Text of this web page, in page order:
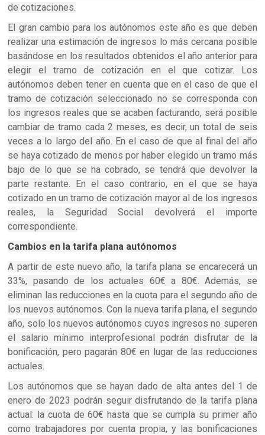
de cotizaciones.
El gran cambio para los autónomos este año es que deben
realizar una estimación de ingresos lo más cercana posible
basándose en los resultados obtenidos el año anterior para
elegir el tramo de cotización en el que cotizar. Los
autónomos deben tener en cuenta que en el caso de que el
tramo de cotización seleccionado no se corresponda con
los ingresos reales que se acaben facturando, será posible
cambiar de tramo cada 2 meses, es decir, un total de seis
veces a lo largo del año. En el caso de que al final del año
se haya cotizado de menos por haber elegido un tramo más
bajo de lo que se ha cobrado, se tendrá que devolver la
parte restante. En el caso contrario, en el que se haya
cotizado en un tramo de cotización mayor al de los ingresos
reales, la Seguridad Social devolverá el importe
correspondiente.
Cambios en la tarifa plana autónomos
A partir de este nuevo año, la tarifa plana se encarecerá un
33%, pasando de los actuales 60€ a 80€. Además, se
eliminan las reducciones en la cuota para el segundo año de
los nuevos autónomos. Con la nueva tarifa plana, el segundo
año, solo los nuevos autónomos cuyos ingresos no superen
el salario mínimo interprofesional podrán disfrutar de la
bonificación, pero pagarán 80€ en lugar de las reducciones
actuales.
Los autónomos que se hayan dado de alta antes del 1 de
enero de 2023 podrán seguir disfrutando de la tarifa plana
actual: la cuota de 60€ hasta que se cumpla su primer año
como trabajadores por cuenta propia, y las bonificaciones